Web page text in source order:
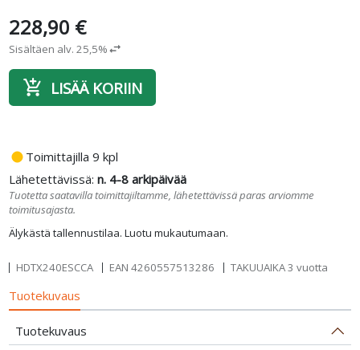
Älykästä tallennustilaa. Luotu mukautumaan.
228,90 €
Sisältäen alv. 25,5%swap_horiz
add_shopping_cart LISÄÄ KORIIN
fiber_manual_record Toimittajilla 9 kpl
Lähetettävissä:n. 4-8 arkipäivää
Tuotetta saatavilla toimittajiltamme, lähetettävissä paras arviomme
toimitusajasta.
HDTX240ESCCA EAN 4260557513286 TAKUUAIKA 3 vuotta
Tuotekuvaus
Tuotekuvaus